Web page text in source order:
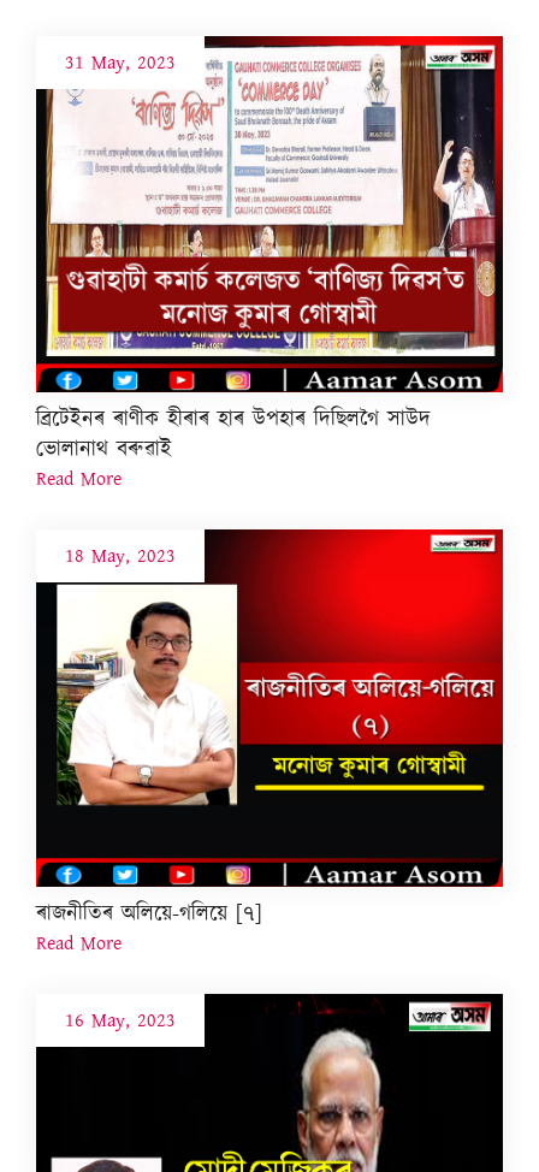
31 May, 2023
ব্ৰিটেইনৰ ৰাণীক হীৰাৰ হাৰ উপহাৰ দিছিলগৈ সাউদ
ভোলানাথ বৰুৱাই
Read More
18 May, 2023
ৰাজনীতিৰ অলিয়ে-গলিয়ে [৭]
Read More
16 May, 2023